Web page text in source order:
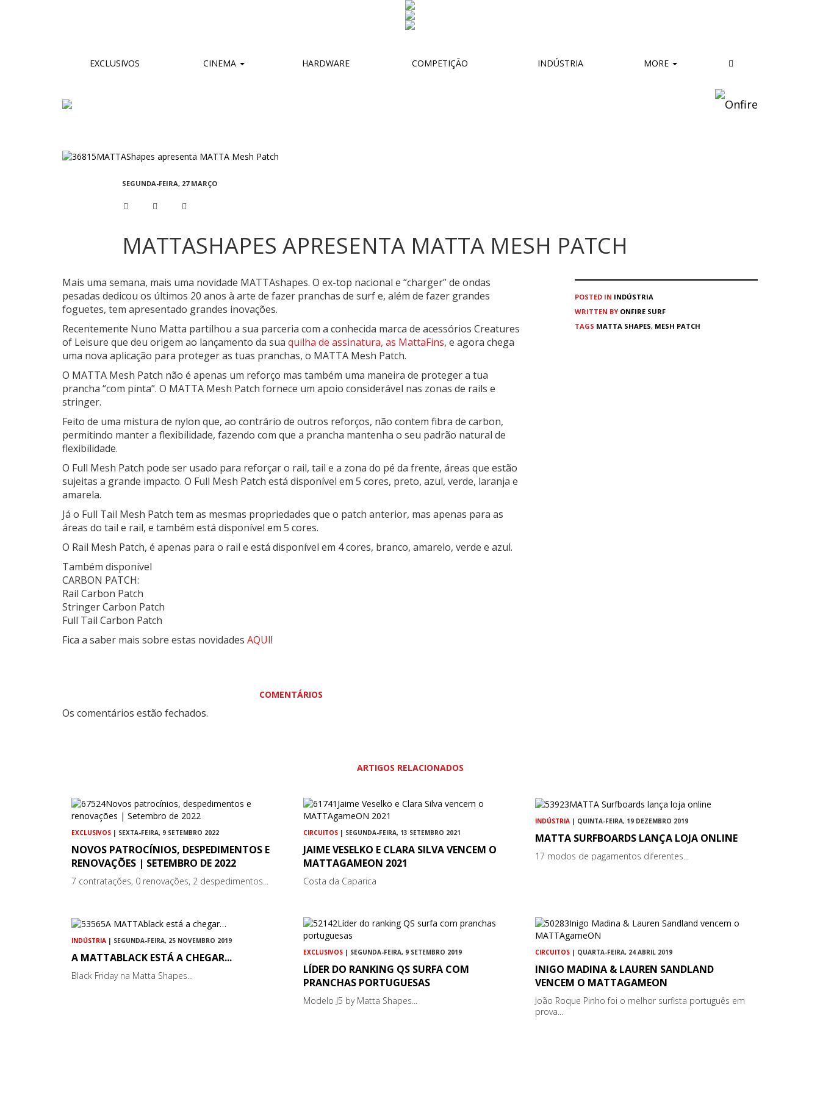
EXCLUSIVOS CINEMA HARDWARE COMPETIÇÃO INDÚSTRIA MORE
SEGUNDA-FEIRA, 27 MARÇO
MATTASHAPES APRESENTA MATTA MESH PATCH
Mais uma semana, mais uma novidade MATTAshapes. O ex-top nacional e “charger” de ondas
pesadas dedicou os últimos 20 anos à arte de fazer pranchas de surf e, além de fazer grandes
foguetes, tem apresentado grandes inovações.
Recentemente Nuno Matta partilhou a sua parceria com a conhecida marca de acessórios Creatures
of Leisure que deu origem ao lançamento da sua quilha de assinatura, as MattaFins, e agora chega
uma nova aplicação para proteger as tuas pranchas, o MATTA Mesh Patch.
O MATTA Mesh Patch não é apenas um reforço mas também uma maneira de proteger a tua
prancha “com pinta”. O MATTA Mesh Patch fornece um apoio considerável nas zonas de rails e
stringer.
Feito de uma mistura de nylon que, ao contrário de outros reforços, não contem fibra de carbon,
permitindo manter a flexibilidade, fazendo com que a prancha mantenha o seu padrão natural de
flexibilidade.
O Full Mesh Patch pode ser usado para reforçar o rail, tail e a zona do pé da frente, áreas que estão
sujeitas a grande impacto. O Full Mesh Patch está disponível em 5 cores, preto, azul, verde, laranja e
amarela.
Já o Full Tail Mesh Patch tem as mesmas propriedades que o patch anterior, mas apenas para as
áreas do tail e rail, e também está disponível em 5 cores.
O Rail Mesh Patch, é apenas para o rail e está disponível em 4 cores, branco, amarelo, verde e azul.
Também disponível
CARBON PATCH:
Rail Carbon Patch
Stringer Carbon Patch
Full Tail Carbon Patch
Fica a saber mais sobre estas novidades AQUI!
COMENTÁRIOS
Os comentários estão fechados.
POSTED IN INDÚSTRIA
WRITTEN BY ONFIRE SURF
TAGS MATTA SHAPES, MESH PATCH
ARTIGOS RELACIONADOS
EXCLUSIVOS | SEXTA-FEIRA, 9 SETEMBRO 2022
NOVOS PATROCÍNIOS, DESPEDIMENTOS E
RENOVAÇÕES | SETEMBRO DE 2022
7 contratações, 0 renovações, 2 despedimentos...
CIRCUITOS | SEGUNDA-FEIRA, 13 SETEMBRO 2021
JAIME VESELKO E CLARA SILVA VENCEM O
MATTAGAMEON 2021
Costa da Caparica
INDÚSTRIA | QUINTA-FEIRA, 19 DEZEMBRO 2019
MATTA SURFBOARDS LANÇA LOJA ONLINE
17 modos de pagamentos diferentes...
INDÚSTRIA | SEGUNDA-FEIRA, 25 NOVEMBRO 2019
A MATTABLACK ESTÁ A CHEGAR...
Black Friday na Matta Shapes...
EXCLUSIVOS | SEGUNDA-FEIRA, 9 SETEMBRO 2019
LÍDER DO RANKING QS SURFA COM
PRANCHAS PORTUGUESAS
Modelo J5 by Matta Shapes...
CIRCUITOS | QUARTA-FEIRA, 24 ABRIL 2019
INIGO MADINA & LAUREN SANDLAND
VENCEM O MATTAGAMEON
João Roque Pinho foi o melhor surfista português em
prova...